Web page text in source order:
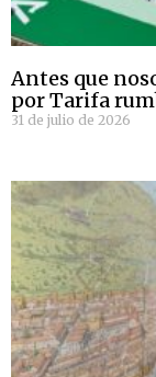
Antes que
por Tarifa
31 de julio de 2026